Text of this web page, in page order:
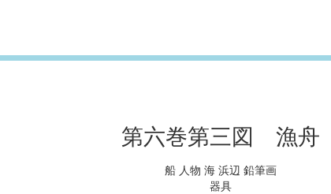
第六巻第三図 漁舟
船 人物 海 浜辺 鉛筆画
器具